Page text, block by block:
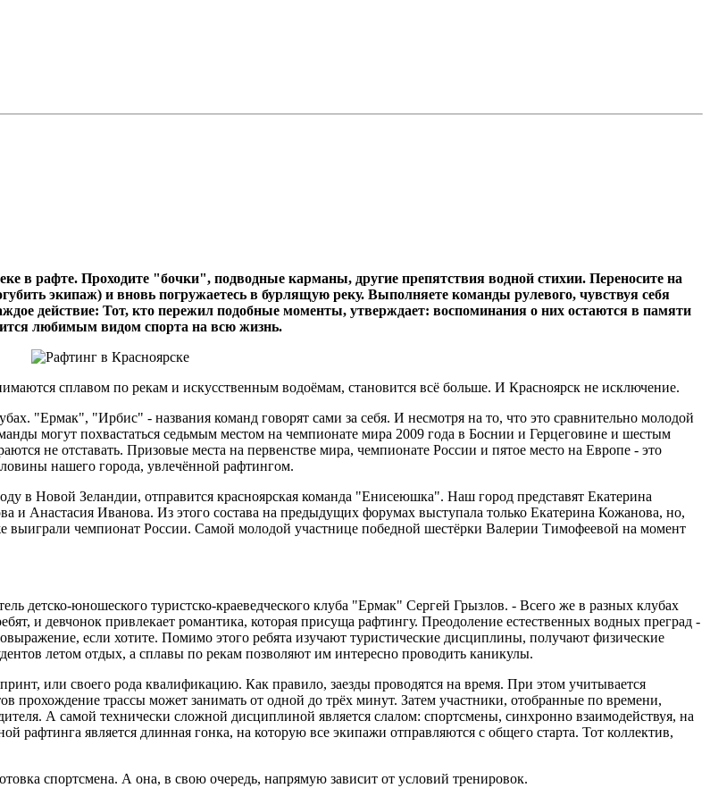
в рафте. Проходите "бочки", подводные карманы, другие препятствия водной стихии. Переносите на
экипаж) и вновь погружаетесь в бурлящую реку. Выполняете команды рулевого, чувствуя себя
действие: Тот, кто пережил подобные моменты, утверждает: воспоминания о них остаются в памяти
любимым видом спорта на всю жизнь.
сплавом по рекам и искусственным водоёмам, становится всё больше. И Красноярск не исключение.
"Ермак", "Ирбис" - названия команд говорят сами за себя. И несмотря на то, что это сравнительно молодой
могут похвастаться седьмым местом на чемпионате мира 2009 года в Боснии и Герцеговине и шестым
не отставать. Призовые места на первенстве мира, чемпионате России и пятое место на Европе - это
нашего города, увлечённой рафтингом.
в Новой Зеландии, отправится красноярская команда "Енисеюшка". Наш город представят Екатерина
Анастасия Иванова. Из этого состава на предыдущих форумах выступала только Екатерина Кожанова, но,
выиграли чемпионат России. Самой молодой участнице победной шестёрки Валерии Тимофеевой на момент
детско-юношеского туристско-краеведческого клуба "Ермак" Сергей Грызлов. - Всего же в разных клубах
и девчонок привлекает романтика, которая присуща рафтингу. Преодоление естественных водных преград -
если хотите. Помимо этого ребята изучают туристические дисциплины, получают физические
летом отдых, а сплавы по рекам позволяют им интересно проводить каникулы.
или своего рода квалификацию. Как правило, заезды проводятся на время. При этом учитывается
прохождение трассы может занимать от одной до трёх минут. Затем участники, отобранные по времени,
А самой технически сложной дисциплиной является слалом: спортсмены, синхронно взаимодействуя, на
является длинная гонка, на которую все экипажи отправляются с общего старта. Тот коллектив,
спортсмена. А она, в свою очередь, напрямую зависит от условий тренировок.